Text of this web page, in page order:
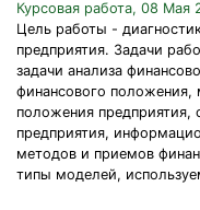
Курсовая работа, 08 Мая
Цель работы -
предприятия. Задачи
задачи анализа
финансового положения,
положения предприятия,
предприятия,
методов и приемов
типы моделей,